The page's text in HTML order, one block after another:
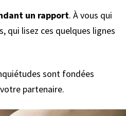
un rapport. À vous qui
qui lisez ces quelques lignes
sont fondées
partenaire.